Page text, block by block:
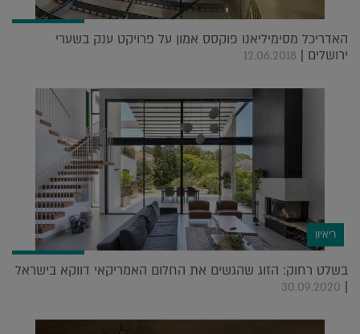
האדריכל מסימיליאנו פוקסס אמון על פרויקט ענק בשערי
ירושלים | 12.06.2018
ריאיון
בשלט רחוק: הזוג שהגשים את החלום האמריקאי דווקא בישראל
|
30.09.2020